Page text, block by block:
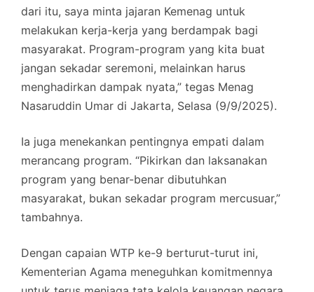
dari itu, saya minta jajaran Kemenag untuk
melakukan kerja-kerja yang berdampak bagi
masyarakat. Program-program yang kita buat
jangan sekadar seremoni, melainkan harus
menghadirkan dampak nyata,” tegas Menag
Nasaruddin Umar di Jakarta, Selasa (9/9/2025).
Ia juga menekankan pentingnya empati dalam
merancang program. “Pikirkan dan laksanakan
program yang benar-benar dibutuhkan
masyarakat, bukan sekadar program mercusuar,”
tambahnya.
Dengan capaian WTP ke-9 berturut-turut ini,
Kementerian Agama meneguhkan komitmennya